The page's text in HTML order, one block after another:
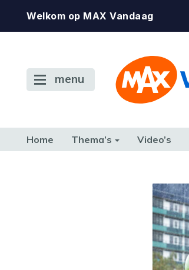
Welkom op MAX Vandaag
menu
Home Thema’s Video’s